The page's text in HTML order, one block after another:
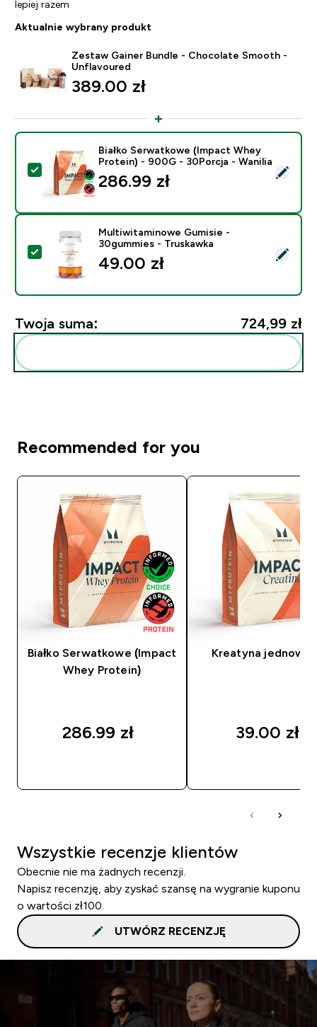
lepiej razem
Aktualnie wybrany produkt
Zestaw Gainer Bundle - Chocolate Smooth -
Unflavoured
389.00 zł‎
Wybierz ten produkt - Białko Serwatkowe (Impact
Białko Serwatkowe (Impact Whey
Protein) - 900G - 30Porcja - Wanilia
286.99 zł‎
Wybierz ten produkt - Multiwitaminowe Gumisie -
Multiwitaminowe Gumisie -
30gummies - Truskawka
49.00 zł‎
Twoja suma: 724,99 zł‎
Recommended for you
Białko Serwatkowe (Impact
Whey Protein)
286.99 zł‎
Kreatyna
39.00 zł‎
Wszystkie recenzje klientów
Obecnie nie ma żadnych recenzji.
Napisz recenzję, aby zyskać szansę na wygranie kuponu
o wartości zł100.
UTWÓRZ RECENZJĘ